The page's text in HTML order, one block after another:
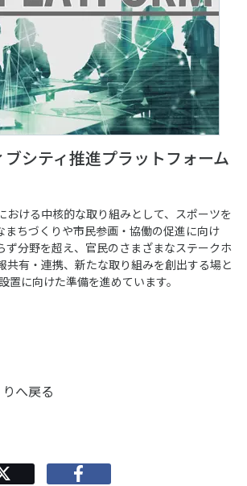
シティ推進プラットフォーム
おける中核的な取り組みとして、スポーツを
まちづくりや市民参画・協働の促進に向け
ず分野を超え、官民のさまざまなステークホ
共有・連携、新たな取り組みを創出する場と
置に向けた準備を進めています。
へ戻る